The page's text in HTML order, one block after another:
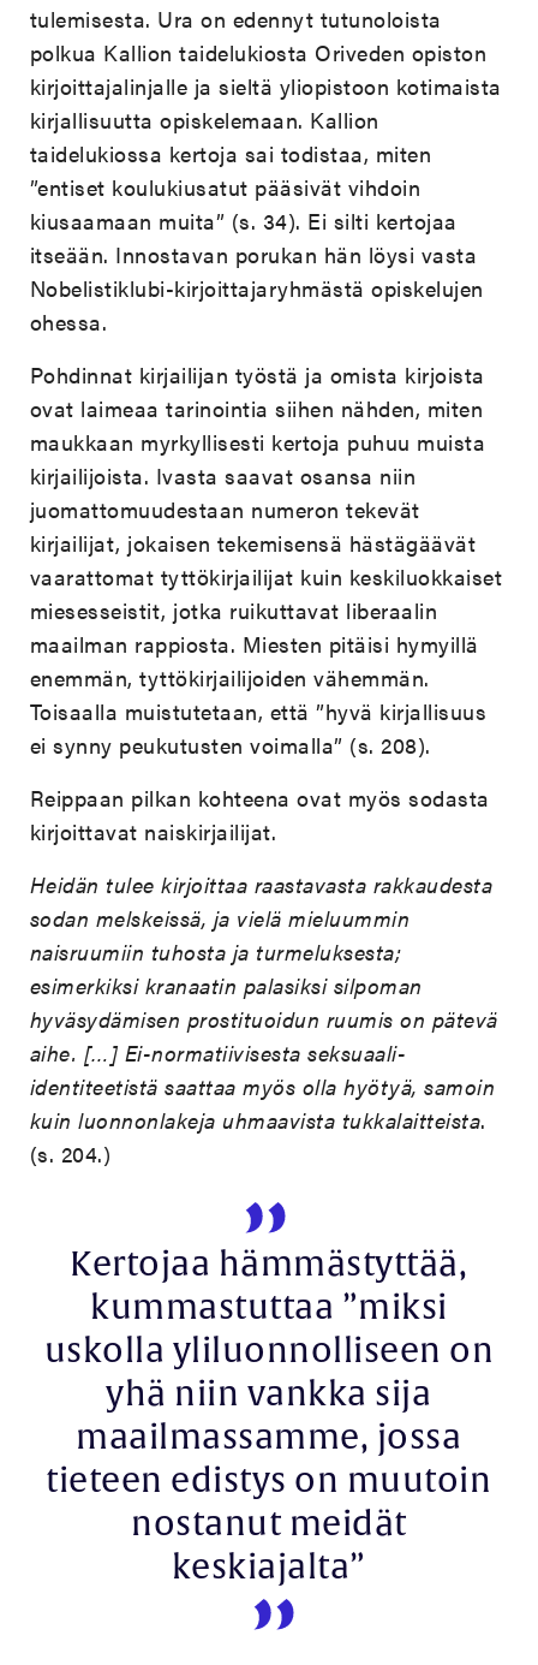
tulemisesta. Ura on edennyt tutunoloista
polkua Kallion taidelukiosta Oriveden opiston
kirjoittajalinjalle ja sieltä yliopistoon kotimaista
kirjallisuutta opiskelemaan. Kallion
taidelukiossa kertoja sai todistaa, miten
”entiset koulukiusatut pääsivät vihdoin
kiusaamaan muita” (s. 34). Ei silti kertojaa
itseään. Innostavan porukan hän löysi vasta
Nobelistiklubi-kirjoittajaryhmästä opiskelujen
ohessa.
Pohdinnat kirjailijan työstä ja omista kirjoista
ovat laimeaa tarinointia siihen nähden, miten
maukkaan myrkyllisesti kertoja puhuu muista
kirjailijoista. Ivasta saavat osansa niin
juomattomuudestaan numeron tekevät
kirjailijat, jokaisen tekemisensä hästägäävät
vaarattomat tyttökirjailijat kuin keskiluokkaiset
miesesseistit, jotka ruikuttavat liberaalin
maailman rappiosta. Miesten pitäisi hymyillä
enemmän, tyttökirjailijoiden vähemmän.
Toisaalla muistutetaan, että ”hyvä kirjallisuus
ei synny peukutusten voimalla” (s. 208).
Reippaan pilkan kohteena ovat myös sodasta
kirjoittavat naiskirjailijat.
Heidän tulee kirjoittaa raastavasta rakkaudesta
sodan melskeissä, ja vielä mieluummin
naisruumiin tuhosta ja turmeluksesta;
esimerkiksi kranaatin palasiksi silpoman
hyväsydämisen prostituoidun ruumis on pätevä
aihe. […] Ei-normatiivisesta seksuaali-
identiteetistä saattaa myös olla hyötyä, samoin
kuin luonnonlakeja uhmaavista tukkalaitteista.
(s. 204.)
Kertojaa hämmästyttää,
kummastuttaa ”miksi
uskolla yliluonnolliseen on
yhä niin vankka sija
maailmassamme, jossa
tieteen edistys on muutoin
nostanut meidät
keskiajalta”